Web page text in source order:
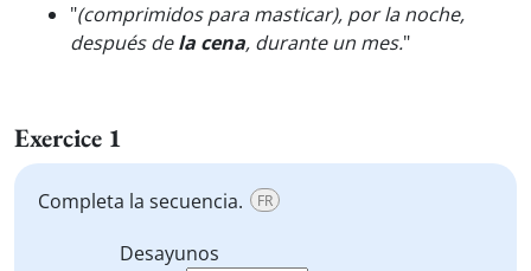
"(comprimidos para masticar), por la noche,
después dela cena, durante un mes."
Exercice 1
Completa la secuencia. FR
Desayunos